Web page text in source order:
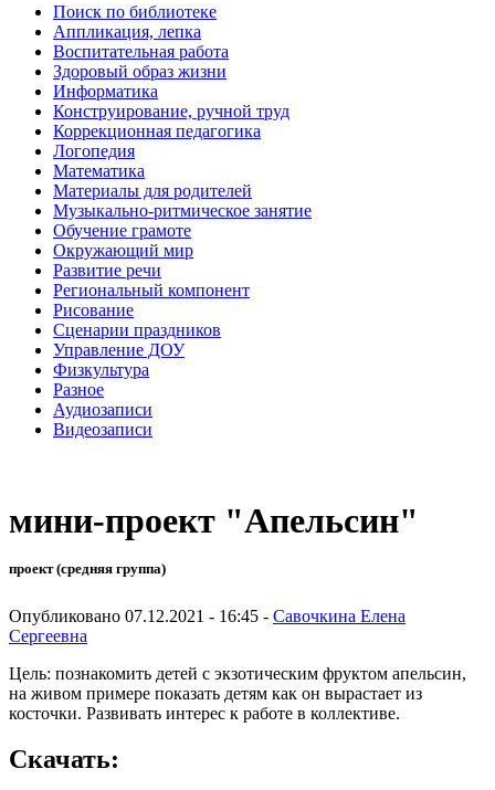
Поиск по библиотеке
Аппликация, лепка
Воспитательная работа
Здоровый образ жизни
Информатика
Конструирование, ручной труд
Коррекционная педагогика
Логопедия
Математика
Материалы для родителей
Музыкально-ритмическое занятие
Обучение грамоте
Окружающий мир
Развитие речи
Региональный компонент
Рисование
Сценарии праздников
Управление ДОУ
Физкультура
Разное
Аудиозаписи
Видеозаписи
мини-проект "Апельсин"
проект (средняя группа)
Опубликовано 07.12.2021 - 16:45 - Савочкина Елена
Сергеевна
Цель: познакомить детей с экзотическим фруктом апельсин,
на живом примере показать детям как он вырастает из
косточки. Развивать интерес к работе в коллективе.
Скачать: